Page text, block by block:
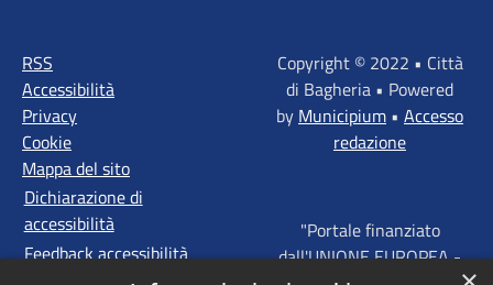
RSS
Accessibilità
Privacy
Cookie
Mappa del sito
Dichiarazione di
accessibilità
Feedback accessibilità
Copyright © 2022 • Città
di Bagheria • Powered
by Municipium • Accesso
redazione
"Portale finanziato
dall'UNIONE EUROPEA -